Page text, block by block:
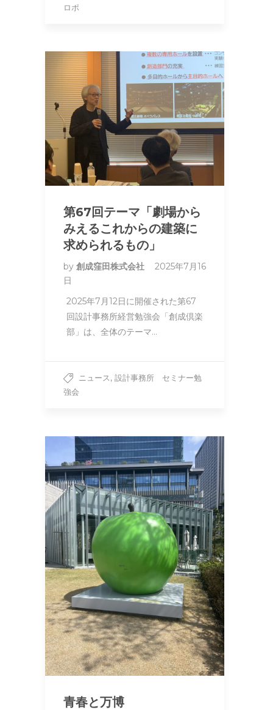
ロポ
第67回テーマ「劇場から
みえるこれからの建築に
求められるもの」
by 創成窪田株式会社
2025年7月16
日
2025年7月12日に開催された第67
回設計事務所経営勉強会「創成倶楽
部」は、全体のテーマ…
ニュース, 設計事務所 セミナー勉
強会
青春と万博